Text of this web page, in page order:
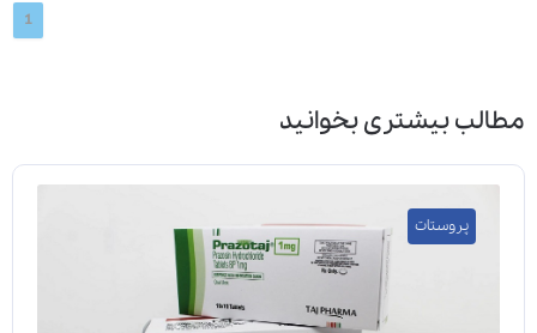
1
مطالب بیشتری بخوانید
پروستات